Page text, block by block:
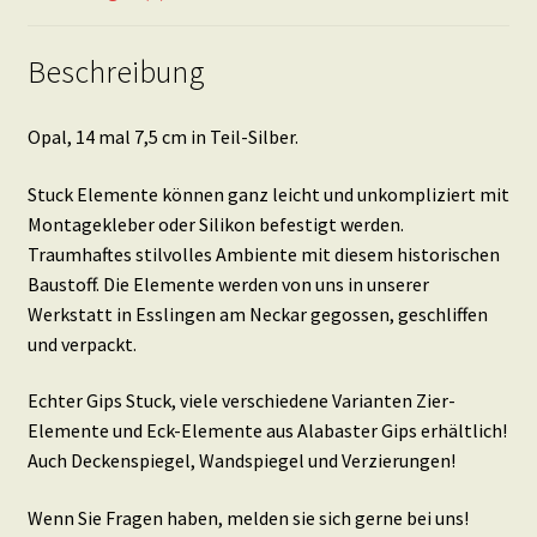
Beschreibung
Opal, 14 mal 7,5 cm in Teil-Silber.
Stuck Elemente können ganz leicht und unkompliziert mit
Montagekleber oder Silikon befestigt werden.
Traumhaftes stilvolles Ambiente mit diesem historischen
Baustoff. Die Elemente werden von uns in unserer
Werkstatt in Esslingen am Neckar gegossen, geschliffen
und verpackt.
Echter Gips Stuck, viele verschiedene Varianten Zier-
Elemente und Eck-Elemente aus Alabaster Gips erhältlich!
Auch Deckenspiegel, Wandspiegel und Verzierungen!
Wenn Sie Fragen haben, melden sie sich gerne bei uns!